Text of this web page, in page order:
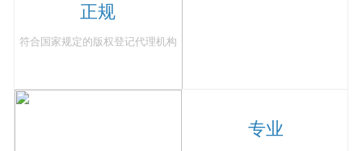
正规
符合国家规定的版权登记代理机构
专业